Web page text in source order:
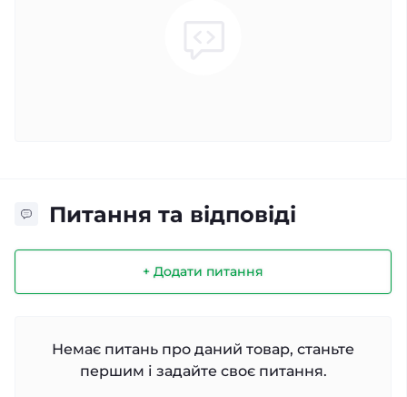
Питання та відповіді
+ Додати питання
Немає питань про даний товар, станьте
першим і задайте своє питання.